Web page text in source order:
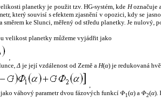
planetky je použit tzv. HG-systém, kde Hoznačuje
který souvisí s efektem zjasnění v opozici, kdy se
směrem ke Slunci, měřený od středu planetky. Je nulový,
velikost planetky můžeme vyjádřit jako
,
Δ je její vzdálenost od Země a H(α) je redukovaná
,
váhový parametr dvou fázových funkcí Φ1(α) a Φ2(α).